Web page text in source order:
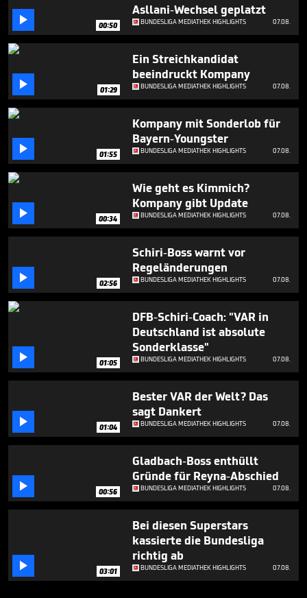
1
minute,
58 00:50
Asllani-Wechsel geplatzt
BUNDESLIGA MEDIATHEK HIGHLIGHTS 07.08.
 01:29
Ein Streichkandidat
beeindruckt Kompany
BUNDESLIGA MEDIATHEK HIGHLIGHTS 07.08.
 01:55
Kompany mit Sonderlob für
Bayern-Youngster
BUNDESLIGA MEDIATHEK HIGHLIGHTS 07.08.
 00:34
Wie geht es Kimmich?
Kompany gibt Update
BUNDESLIGA MEDIATHEK HIGHLIGHTS 07.08.
 02:56
Schiri-Boss warnt vor
Regeländerungen
BUNDESLIGA MEDIATHEK HIGHLIGHTS 07.08.
 01:05
DFB-Schiri-Coach: "VAR in
Deutschland ist absolute
Sonderklasse"
BUNDESLIGA MEDIATHEK HIGHLIGHTS 07.08.
 01:04
Bester VAR der Welt? Das
sagt Dankert
BUNDESLIGA MEDIATHEK HIGHLIGHTS 07.08.
 00:56
Gladbach-Boss enthüllt
Gründe für Reyna-Abschied
BUNDESLIGA MEDIATHEK HIGHLIGHTS 07.08.
 03:01
Bei diesen Superstars
kassierte die Bundesliga
richtig ab
BUNDESLIGA MEDIATHEK HIGHLIGHTS 07.08.